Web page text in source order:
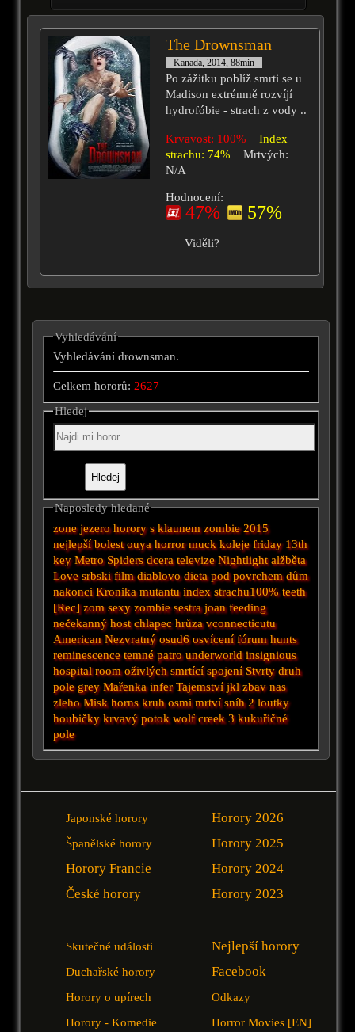
The Drownsman
Kanada, 2014, 88min
Po zážitku poblíž smrti se u
Madison extrémně rozvíjí
hydrofóbie - strach z vody ..
Krvavost: 100%
Index
strachu: 74%
Mrtvých:
N/A
Hodnocení:
47% 57%
Viděli?
Vyhledávání
Vyhledávání drownsman.
Celkem hororů:2627
Hledej
Naposledy hledané
zonejezero horory s klaunem zombie 2015
nejlepší bolest ouya horror muck koleje friday 13th
key Metro Spiders dcera televize Nightlight alžběta
Love srbski film diablovo dieta pod povrchemdům
nakonci Kronika mutantu index strachu100% teeth
[Rec] zom sexy zombie sestra joan feeding
nečekanný host chlapec hrůza vconnecticutu
American Nezvratný osud6 osvícení fórum hunts
reminescence temné patro underworld insignious
hospital room oživlých smrtící spojení Stvrty druh
pole grey Mařenka infer Tajemství jkl zbav nas
zleho Misk horns kruh osmi mrtví sníh 2 loutky
houbičky krvavý potok wolf creek 3 kukuřičné
pole
Japonské horory
Španělské horory
Horory Francie
České horory
Horory 2026
Horory 2025
Horory 2024
Horory 2023
Skutečné události
Duchařské horory
Horory o upírech
Horory - Komedie
Nejlepší horory
Facebook
Odkazy
Horror Movies [EN]